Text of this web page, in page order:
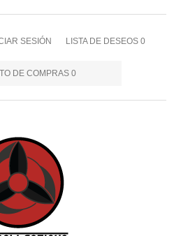
SESIÓN LISTA DE DESEOS 0
DE COMPRAS 0